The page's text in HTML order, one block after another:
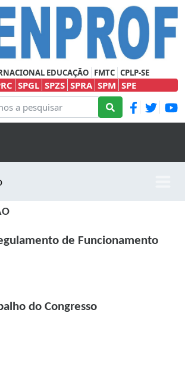
EDUCAÇÃO FMTC CPLP-SE
SPGL SPZS SPRA SPM SPE
de Funcionamento
do Congresso